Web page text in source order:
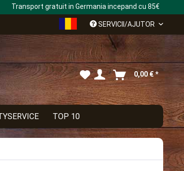
Transport gratuit in Germania incepand cu 85€
RumänischSERVICII/AJUTOR
0,00 € *
TOP 10